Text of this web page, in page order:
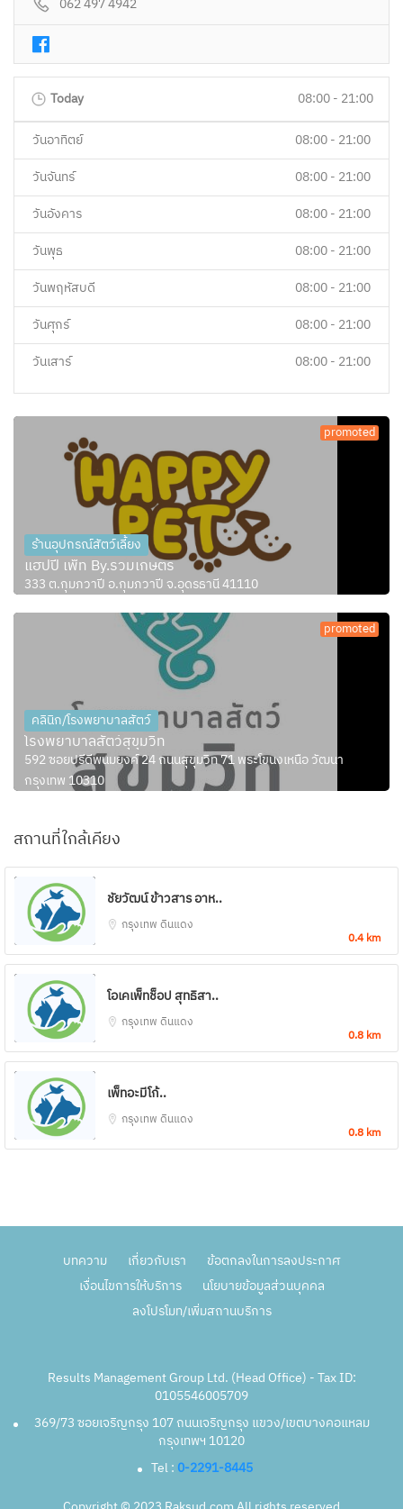
Today 08:00 - 21:00
วันอาทิตย์
08:00 - 21:00
วันจันทร์
08:00 - 21:00
วันอังคาร
08:00 - 21:00
วันพุธ
08:00 - 21:00
วันพฤหัสบดี
08:00 - 21:00
วันศุกร์
08:00 - 21:00
วันเสาร์
08:00 - 21:00
promoted
ร้านอุปกรณ์สัตว์เลี้ยง
แฮปปี้ เพ็ท By.รวมเกษตร
333 ต.กุมภวาปี อ.กุมภวาปี จ.อุดรธานี 41110
promoted
คลินิก/โรงพยาบาลสัตว์
โรงพยาบาลสัตว์สุขุมวิท
592 ซอยปรีดีพนมยงค์ 24 ถนนสุขุมวิท 71 พระโขนงเหนือ วัฒนา
กรุงเทพ 10310
สถานที่ใกล้เคียง
ชัยวัฒน์ ข้าวสาร อาห..
กรุงเทพ ดินแดง
0.4 km
โอเคเพ็ทช็อป สุทธิสา..
กรุงเทพ ดินแดง
0.8 km
เพ็ทอะมีโก้..
กรุงเทพ ดินแดง
0.8 km
บทความ เกี่ยวกับเรา
ข้อตกลงในการลงประกาศ
เงื่อนไขการให้บริการ
นโยบายข้อมูลส่วนบุคคล
ลงโปรโมท/เพิ่มสถานบริการ
Results Management Group Ltd. (Head Office) - Tax ID:
0105546005709
369/73 ซอยเจริญกรุง 107 ถนนเจริญกรุง แขวง/เขตบางคอแหลม
กรุงเทพฯ 10120
Tel : 0-2291-8445